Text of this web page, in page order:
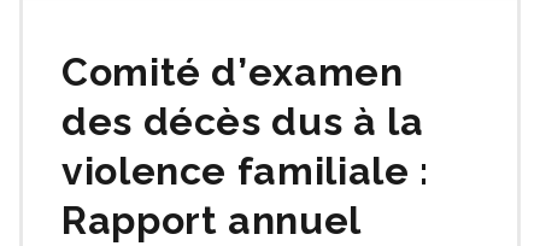
Comité d’examen
des décès dus à la
violence familiale :
Rapport annuel